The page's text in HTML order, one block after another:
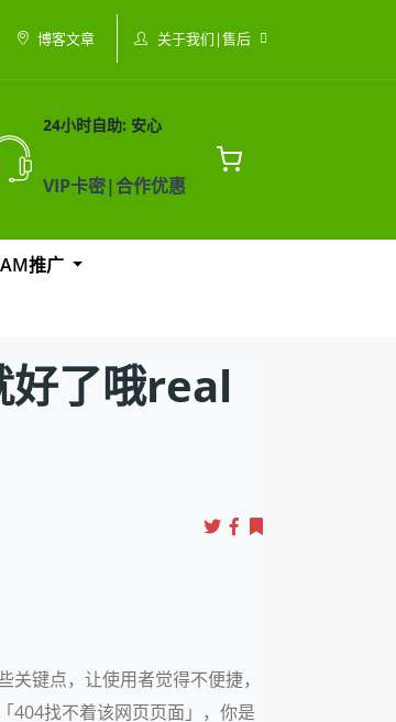
博客文章 关于我们|售后
24小时自助: 安心
VIP卡密|合作优惠
推广
好了哦real
键点，让使用者觉得不便捷，
404找不着该网页页面」，你是